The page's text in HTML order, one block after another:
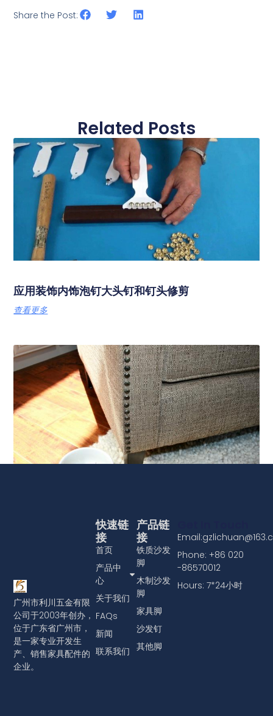
Share the Post:
Related Posts
应用装饰内饰泡钉大头钉和钉头修剪
查看更多
广州市利川五金有限
公司于2003年创办，
位于广东省广州市，
是一家专业开发生
产、销售家具配件的
企业。
产品链
接
铁质沙发
脚
木制沙发
脚
家具脚
沙发钉
其他脚
快速链
接
首页
产品中
心
关于我们
FAQs
新闻
联系我们
Phone: +86 020
-86570012
Hours: 7*24小时